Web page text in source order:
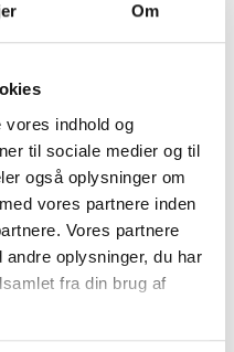
Om
indhold og
til sociale medier og til
også oplysninger om
vores partnere inden
Vores partnere
oplysninger, du har
fra din brug af
målere – alle
senest 1. januar